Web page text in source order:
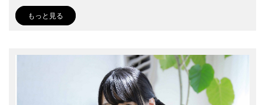
もっと見る